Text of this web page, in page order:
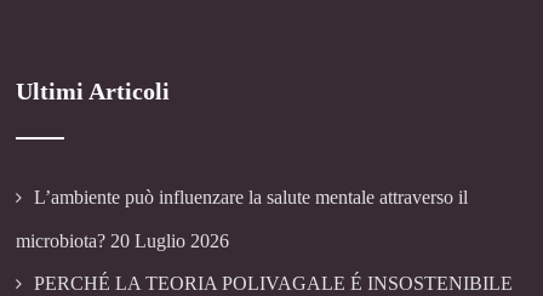
Ultimi Articoli
L’ambiente può influenzare la salute mentale attraverso il
microbiota? 20 Luglio 2026
PERCHÉ LA TEORIA POLIVAGALE É INSOSTENIBILE